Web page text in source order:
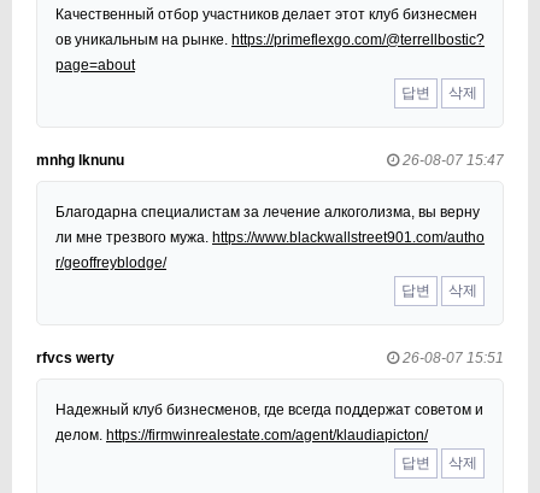
Качественный отбор участников делает этот клуб бизнесмен
ов уникальным на рынке. https://primeflexgo.com/@terrellbostic?
page=about
답변
삭제
mnhg lknunu 26-08-07 15:47
Благодарна специалистам за лечение алкоголизма, вы верну
ли мне трезвого мужа. https://www.blackwallstreet901.com/autho
r/geoffreyblodge/
답변
삭제
rfvcs werty 26-08-07 15:51
Надежный клуб бизнесменов, где всегда поддержат советом и
делом. https://firmwinrealestate.com/agent/klaudiapicton/
답변
삭제